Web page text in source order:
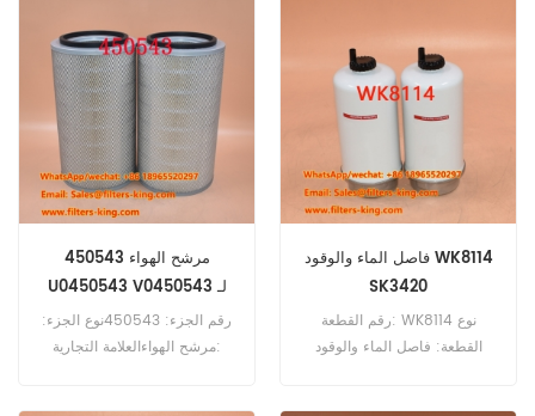
المرجعي المتقاطع 870021015
للاستخدام مع Schaeffer 2026S
2030S 2033 2033S 2034
2434 3033SV 3150 3150S
325 330.
مرشح الهواء 450543
U0450543 V0450543 لـ
90ck 90cl
رقم الجزء: 450543نوع الجزء:
مرشح الهواءالعلامة التجارية:
فاصل الماء والوقود WK8114
SK3420
رقم القطعة: WK8114 نوع
القطعة: فاصل الماء والوقود